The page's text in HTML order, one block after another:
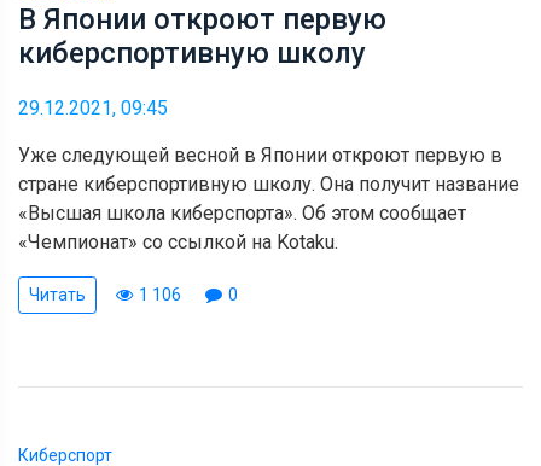
В Японии откроют первую
киберспортивную школу
29.12.2021, 09:45
Уже следующей весной в Японии откроют первую в
стране киберспортивную школу. Она получит название
«Высшая школа киберспорта». Об этом сообщает
«Чемпионат» со ссылкой на Kotaku.
Читать 1 106 0
Киберспорт